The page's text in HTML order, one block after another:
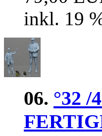
inkl. 19
06. °32 /